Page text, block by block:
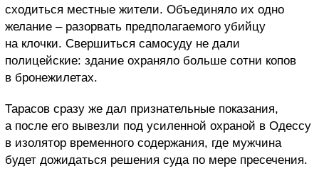
сходиться местные жители. Объединяло их одно
желание – разорвать предполагаемого убийцу
на клочки. Свершиться самосуду не дали
полицейские: здание охраняло больше сотни копов
в бронежилетах.
Тарасов сразу же дал признательные показания,
а после его вывезли под усиленной охраной в Одессу
в изолятор временного содержания, где мужчина
будет дожидаться решения суда по мере пресечения.